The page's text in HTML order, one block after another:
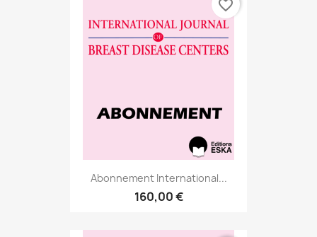
Abonnement International...
160,00 €
favorite_border